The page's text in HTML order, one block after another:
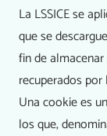
La LSSICE se
que se
fin de
recuperados
Una cookie es
los que,